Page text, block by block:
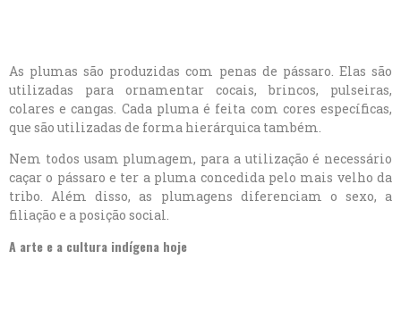
As plumas são produzidas com penas de pássaro. Elas são
utilizadas para ornamentar cocais, brincos, pulseiras,
colares e cangas. Cada pluma é feita com cores específicas,
que são utilizadas de forma hierárquica também.
Nem todos usam plumagem, para a utilização é necessário
caçar o pássaro e ter a pluma concedida pelo mais velho da
tribo. Além disso, as plumagens diferenciam o sexo, a
filiação e a posição social.
A arte e a cultura indígena hoje